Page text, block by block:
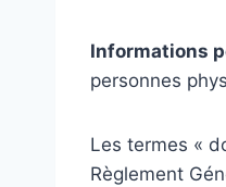
Informations
personnes
Les termes «
Règlement